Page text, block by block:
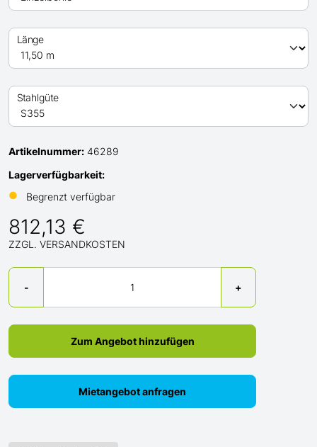
Länge
Stahlgüte
Artikelnummer: 46289
Lagerverfügbarkeit:
●
Begrenzt verfügbar
812,13 €
ZZGL. VERSANDKOSTEN
-
Menge
+
Zum Angebot hinzufügen
Mietangebot anfragen